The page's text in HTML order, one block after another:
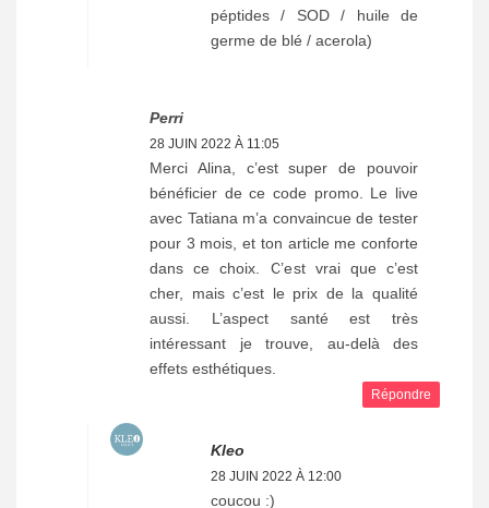
péptides / SOD / huile de
germe de blé / acerola)
Perri
28 JUIN 2022 À 11:05
Merci Alina, c’est super de pouvoir
bénéficier de ce code promo. Le live
avec Tatiana m’a convaincue de tester
pour 3 mois, et ton article me conforte
dans ce choix. C’est vrai que c’est
cher, mais c’est le prix de la qualité
aussi. L’aspect santé est très
intéressant je trouve, au-delà des
effets esthétiques.
Répondre
Kleo
28 JUIN 2022 À 12:00
coucou :)